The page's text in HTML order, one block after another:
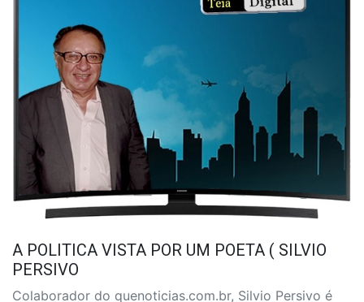
A POLITICA VISTA POR UM POETA ( SILVIO
PERSIVO
Colaborador do quenoticias.com.br, Silvio Persivo é